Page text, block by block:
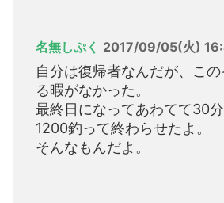
名無しぷく 2017/09/05(火)
自分は復帰者なんだが、こ
る暇がなかった。
最終日になってあわてて30
1200釣って終わらせたよ。
そんなもんだよ。